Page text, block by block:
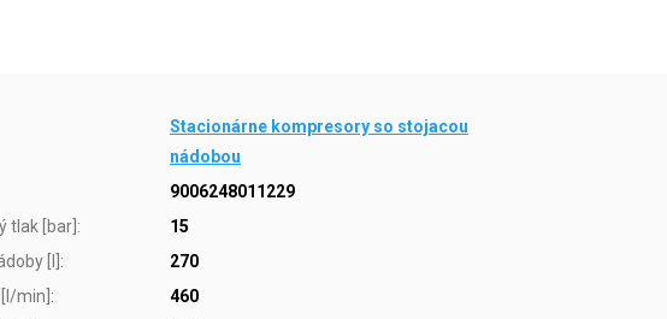
Stacionárne kompresory so stojacou
nádobou
9006248011229
tlak [bar] :
15
[l] :
270
min] :
460